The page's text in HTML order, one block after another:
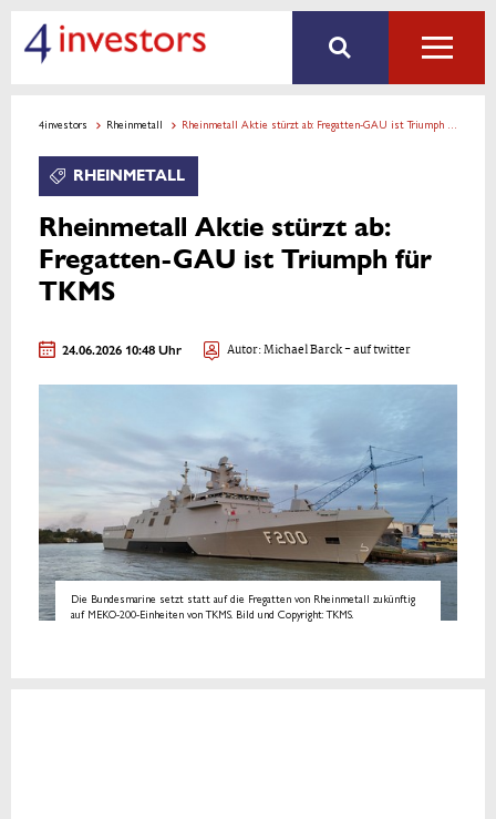
4investors Rheinmetall Rheinmetall Aktie stürzt ab: Fregatten-GAU ist Triumph für TKMS
RHEINMETALL
Rheinmetall Aktie stürzt ab:
Fregatten-GAU ist Triumph für
TKMS
24.06.2026 10:48 Uhr Autor:Michael Barck- auf twitter
Die Bundesmarine setzt statt auf die Fregatten von Rheinmetall zukünftig
auf MEKO-200-Einheiten von TKMS. Bild und Copyright: TKMS.